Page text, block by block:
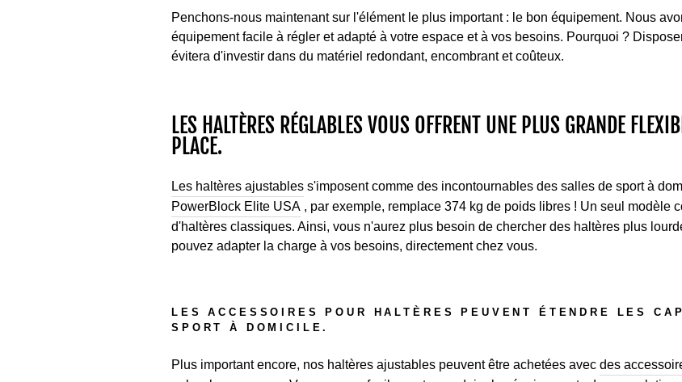
Penchons-nous maintenant sur l'élément le plus important : le bon équipement. Nous
équipement facile à régler et adapté à votre espace et à vos besoins. Pourquoi ?
évitera d'investir dans du matériel redondant, encombrant et coûteux.
LES HALTÈRES RÉGLABLES VOUS OFFRENT UNE PLUS GRANDE
PLACE.
Les haltères ajustables s'imposent comme des incontournables des salles de sport à
PowerBlock Elite USA , par exemple, remplace 374 kg de poids libres ! Un seul modèle
d'haltères classiques. Ainsi, vous n'aurez plus besoin de chercher des haltères plus
pouvez adapter la charge à vos besoins, directement chez vous.
LES ACCESSOIRES POUR HALTÈRES PEUVENT ÉTENDRE LES
SPORT À DOMICILE.
Plus important encore, nos haltères ajustables peuvent être achetées avec des